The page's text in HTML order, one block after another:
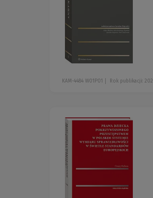
KAM-4484 W01P01 Rok publikacji: